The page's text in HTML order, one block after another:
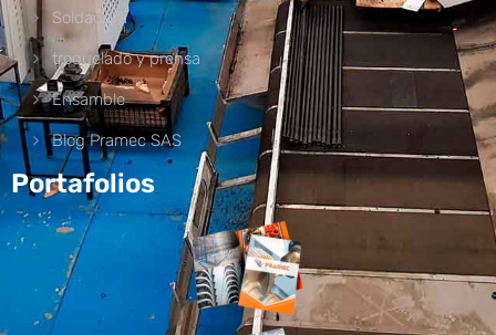
Soldadura
troquelado y prensa
Ensamble
Blog Pramec SAS
Portafolios